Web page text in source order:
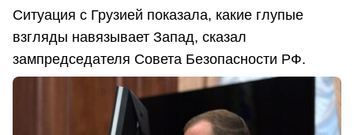
Ситуация с Грузией показала, какие глупые
взгляды навязывает Запад, сказал
зампредседателя Совета Безопасности РФ.